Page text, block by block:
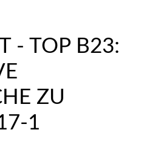
- TOP B23:
ZU
1